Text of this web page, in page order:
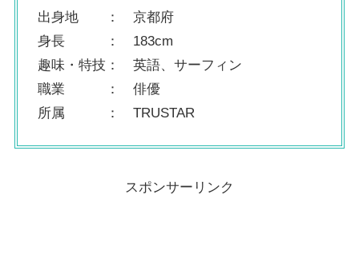
出身地 ： 京都府
身長 ： 183cm
趣味・特技： 英語、サーフィン
職業 ： 俳優
所属 ： TRUSTAR
スポンサーリンク